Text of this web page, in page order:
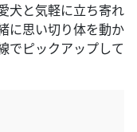
犬と気軽に立ち寄れ
に思い切り体を動か
でピックアップして